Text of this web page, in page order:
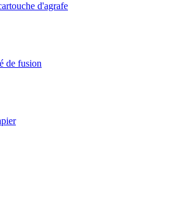
d'agrafe
de fusion